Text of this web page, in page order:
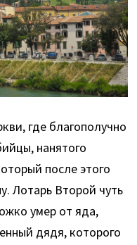
где благополучно
нанятого
после этого
Лотарь Второй чуть
умер от яда,
дядя, которого